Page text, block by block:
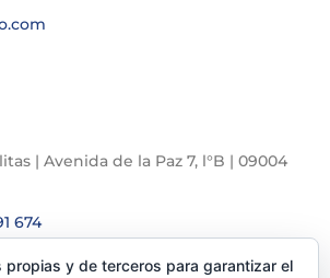
| Avenida de la Paz 7, l°B | 09004
674
propias y de terceros para garantizar el